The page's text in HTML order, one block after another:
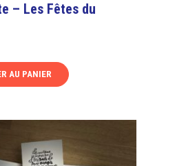
– Les Fêtes du
AU PANIER